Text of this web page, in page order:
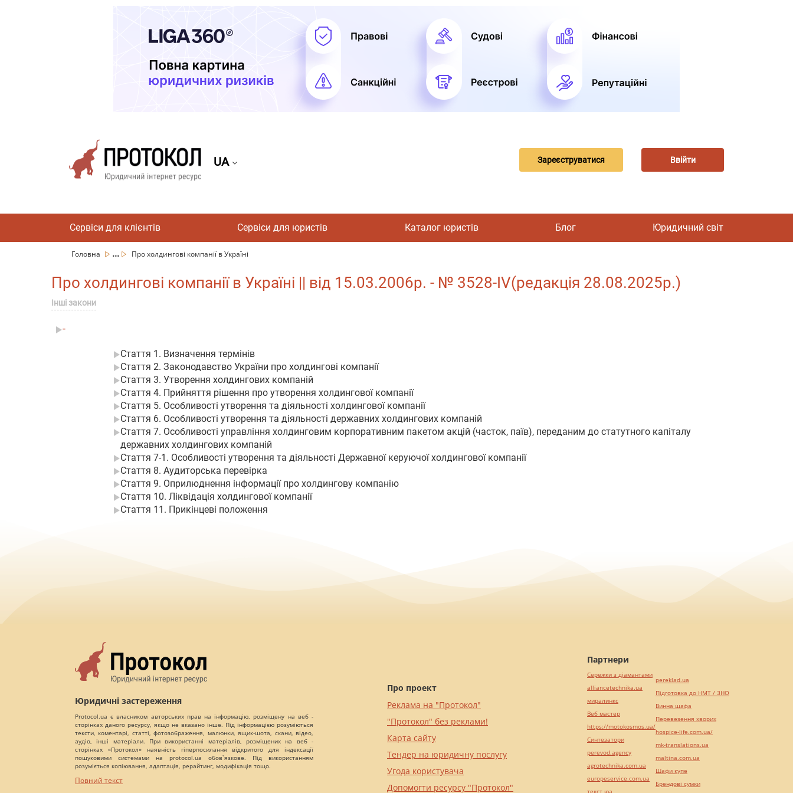
UA Зареєструватися Ввійти
Сервіси для клієнтів Сервіси для юристів Каталог юристів Блог Юридичний світ
Головна ... Про холдингові компанії в Україні
Про холдингові компанії в Україні || від 15.03.2006р. - № 3528-IV(редакція 28.08.2025р.)
Інші закони
-
Стаття 1. Визначення термінів
Стаття 2. Законодавство України про холдингові компанії
Стаття 3. Утворення холдингових компаній
Стаття 4. Прийняття рішення про утворення холдингової компанії
Стаття 5. Особливості утворення та діяльності холдингової компанії
Стаття 6. Особливості утворення та діяльності державних холдингових компаній
Стаття 7. Особливості управління холдинговим корпоративним пакетом акцій (часток, паїв), переданим до статутного капіталу
державних холдингових компаній
Стаття 7-1. Особливості утворення та діяльності Державної керуючої холдингової компанії
Стаття 8. Аудиторська перевірка
Стаття 9. Оприлюднення інформації про холдингову компанію
Стаття 10. Ліквідація холдингової компанії
Стаття 11. Прикінцеві положення
Юридичні застереження
Protocol.ua є власником авторських прав на інформацію, розміщену на веб -
сторінках даного ресурсу, якщо не вказано інше. Під інформацією розуміються
тексти, коментарі, статті, фотозображення, малюнки, ящик-шота, скани, відео,
аудіо, інші матеріали. При використанні матеріалів, розміщених на веб -
сторінках «Протокол» наявність гіперпосилання відкритого для індексації
пошуковими системами на protocol.ua обов`язкове. Під використанням
розуміється копіювання, адаптація, рерайтинг, модифікація тощо.
Повний текст
Про проект
Реклама на "Протокол"
"Протокол" без реклами!
Карта сайту
Тендер на юридичну послугу
Угода користувача
Допомогти ресурсу "Протокол"
Партнери
Сережки з діамантами
alliancetechnika.ua
миралинкс
Веб мастер
https://motokosmos.ua/
Синтезатори
perevod.agency
agrotechnika.com.ua
europeservice.com.ua
текст юа
pereklad.ua
Підготовка до НМТ / ЗНО
Винна шафа
Перевезення хворих
hospice-life.com.ua/
mk-translations.ua
maltina.com.ua
Шафи купе
Брендові сумки